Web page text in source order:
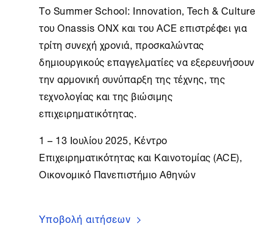
Το Summer School: Innovation, Tech & Culture
του OnassisONX και του ACE επιστρέφει για
τρίτη συνεχή χρονιά, προσκαλώντας
δημιουργικούς επαγγελματίες να εξερευνήσουν
την αρμονική συνύπαρξη της τέχνης, της
τεχνολογίας και της βιώσιμης
επιχειρηματικότητας.
1 – 13 Ιουλίου 2025, Κέντρο
Επιχειρηματικότητας και Καινοτομίας (ΑCE),
Οικονομικό Πανεπιστήμιο Αθηνών
Υποβολή αιτήσεων